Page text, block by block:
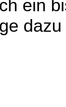
ein